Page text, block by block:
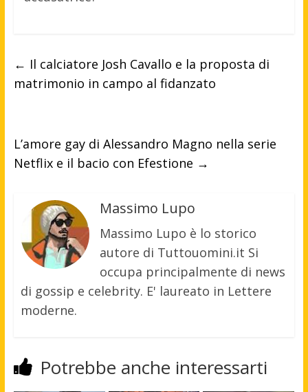
← Il calciatore Josh Cavallo e la proposta di
matrimonio in campo al fidanzato
L’amore gay di Alessandro Magno nella serie
Netflix e il bacio con Efestione →
Massimo Lupo
Massimo Lupo è lo storico
autore di Tuttouomini.it Si
occupa principalmente di news
di gossip e celebrity. E' laureato in Lettere
moderne.
Potrebbe anche interessarti